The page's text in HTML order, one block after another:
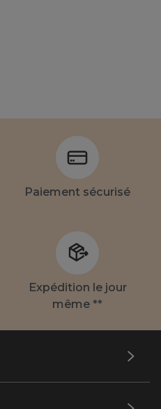
Paiement sécurisé
Expédition le jour
même **